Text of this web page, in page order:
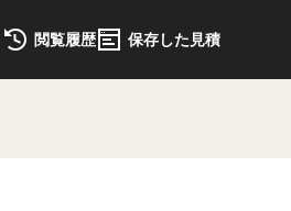
閲覧履歴 保存した見積